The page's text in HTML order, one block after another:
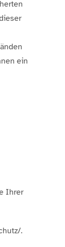
ein
Ihrer
.